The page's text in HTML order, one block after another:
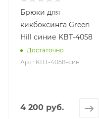
Брюки для
кикбоксинга Green
Hill синие KBT-4058
Достаточно
Арт.: KBT-4058-син
4 200 руб.